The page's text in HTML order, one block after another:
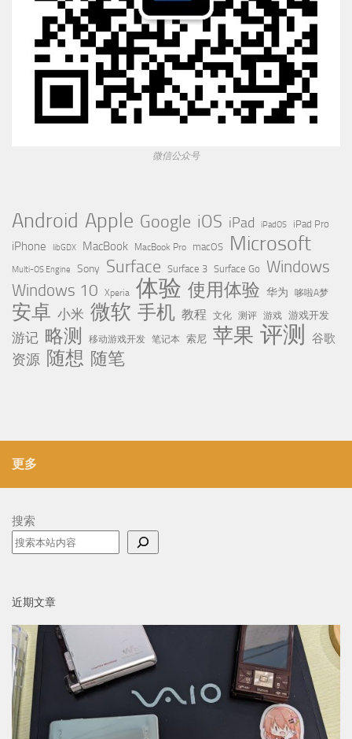
微信公众号
Android Apple Google iOS iPad iPadOS iPad Pro
iPhone libGDX MacBook MacBook Pro macOS Microsoft
Multi-OS Engine Sony Surface Surface 3 Surface Go Windows
Windows 10 Xperia 体验 使用体验 华为 哆啦A梦
安卓 小米 微软 手机 教程 文化 测评 游戏 游戏开发
游记 略测 移动游戏开发 笔记本 索尼 苹果 评测 谷歌
资源 随想 随笔
更多
搜索
近期文章